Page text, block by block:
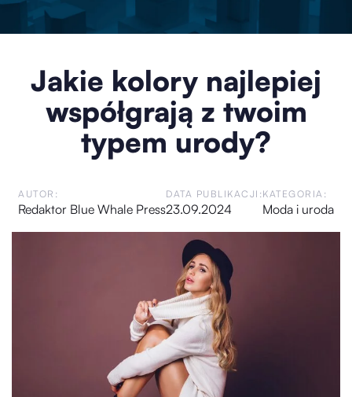
Jakie kolory najlepiej
współgrają z twoim
typem urody?
AUTOR:
Redaktor Blue Whale Press
DATA PUBLIKACJI:
23.09.2024
KATEGORIA:
Moda i uroda